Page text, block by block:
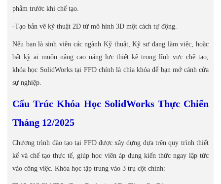
phẩm trước khi chế tạo.
-Tạo bản vẽ kỹ thuật 2D từ mô hình 3D một cách tự động.
Nếu bạn là sinh viên các ngành Kỹ thuật, Kỹ sư đang làm việc, hoặc
bất kỳ ai muốn nâng cao năng lực thiết kế trong lĩnh vực chế tạo,
khóa học SolidWorks tại FFD chính là chìa khóa để bạn mở cánh cửa
sự nghiệp.
Cấu Trúc Khóa Học SolidWorks Thực Chiến
Tháng 12/2025
Chương trình đào tạo tại FFD được xây dựng dựa trên quy trình thiết
kế và chế tạo thực tế, giúp học viên áp dụng kiến thức ngay lập tức
vào công việc. Khóa học tập trung vào 3 trụ cột chính: